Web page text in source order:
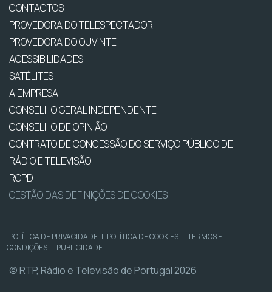
CONTACTOS
PROVEDORA DO TELESPECTADOR
PROVEDORA DO OUVINTE
ACESSIBILIDADES
SATÉLITES
A EMPRESA
CONSELHO GERAL INDEPENDENTE
CONSELHO DE OPINIÃO
CONTRATO DE CONCESSÃO DO SERVIÇO PÚBLICO DE
RÁDIO E TELEVISÃO
RGPD
GESTÃO DAS DEFINIÇÕES DE COOKIES
POLÍTICA DE PRIVACIDADE | POLÍTICA DE COOKIES | TERMOS E
CONDIÇÕES | PUBLICIDADE
© RTP, Rádio e Televisão de Portugal 2026